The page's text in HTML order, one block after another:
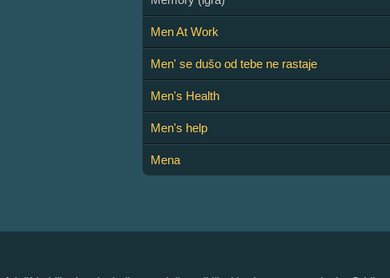
Men At Work
Men' se dušo od tebe ne rastaje
Men's Health
Men's help
Mena